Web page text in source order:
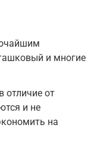
и многие
отличие от
и не
на